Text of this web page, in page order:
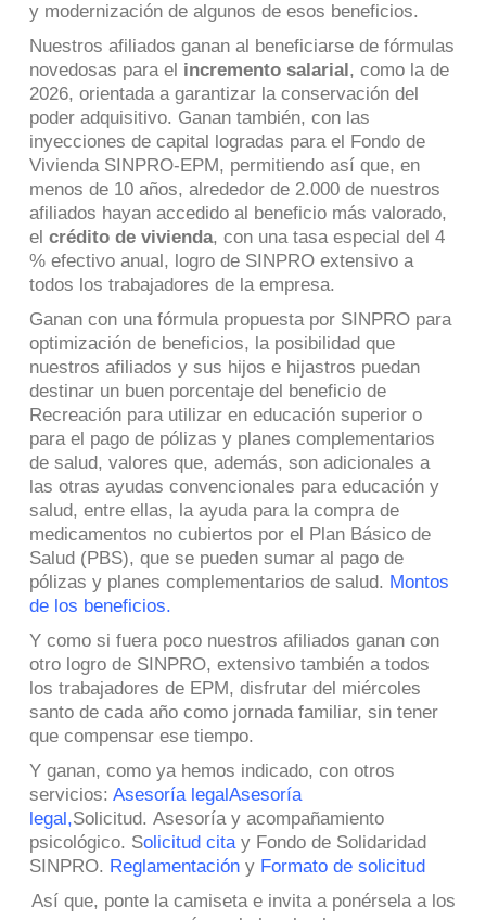
y modernización de algunos de esos beneficios.
Nuestros afiliados ganan al beneficiarse de fórmulas
novedosas para el incremento salarial , como la de
2026, orientada a garantizar la conservación del
poder adquisitivo. Ganan también, con las
inyecciones de capital logradas para el Fondo de
Vivienda SINPRO-EPM, permitiendo así que, en
menos de 10 años, alrededor de 2.000 de nuestros
afiliados hayan accedido al beneficio más valorado,
el crédito de vivienda, con una tasa especial del 4
% efectivo anual, logro de SINPRO extensivo a
todos los trabajadores de la empresa.
Ganan con una fórmula propuesta por SINPRO para
optimización de beneficios, la posibilidad que
nuestros afiliados y sus hijos e hijastros puedan
destinar un buen porcentaje del beneficio de
Recreación para utilizar en educación superior o
para el pago de pólizas y planes complementarios
de salud, valores que, además, son adicionales a
las otras ayudas convencionales para educación y
salud, entre ellas, la ayuda para la compra de
medicamentos no cubiertos por el Plan Básico de
Salud (PBS), que se pueden sumar al pago de
pólizas y planes complementarios de salud. Montos
de los beneficios.
Y como si fuera poco nuestros afiliados ganan con
otro logro de SINPRO, extensivo también a todos
los trabajadores de EPM, disfrutar del miércoles
santo de cada año como jornada familiar, sin tener
que compensar ese tiempo.
Y ganan, como ya hemos indicado, con otros
servicios: Asesoría legalAsesoría
legal ,Solicitud. Asesoría y acompañamiento
psicológico. Solicitud citay Fondo de Solidaridad
SINPRO. Reglamentación y Formato de solicitud
Así que, ponte la camiseta e invita a ponérsela a los